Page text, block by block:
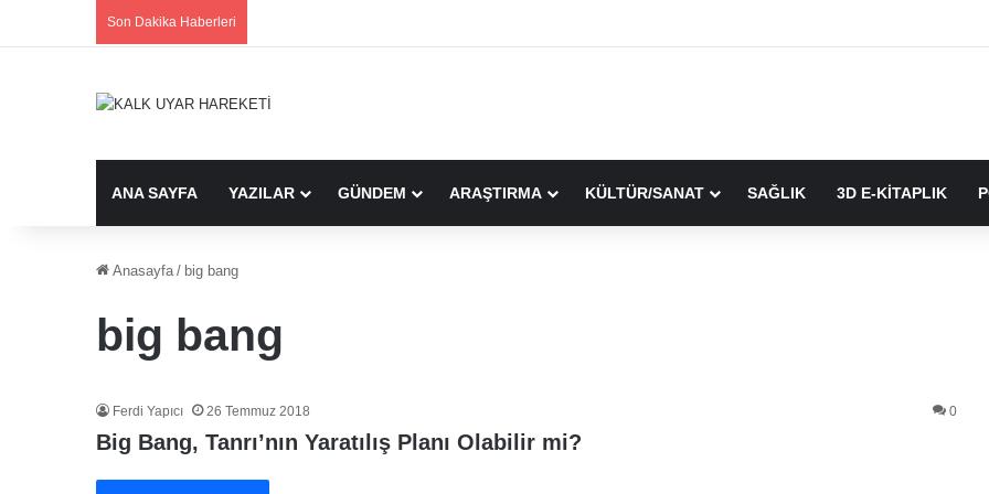
Son Dakika Haberleri
ANA SAYFA YAZILAR GÜNDEM ARAŞTIRMA KÜLTÜR/SANAT SAĞLIK 3D E-KİTAPLIK
Anasayfa / big bang
big bang
Ferdi Yapıcı 26 Temmuz 2018 0
Big Bang, Tanrı’nın Yaratılış Planı Olabilir mi?